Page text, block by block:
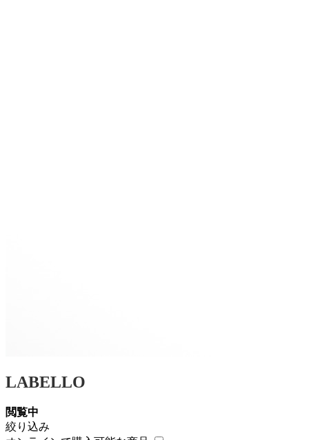
LABELLO
閲覧中
絞り込み